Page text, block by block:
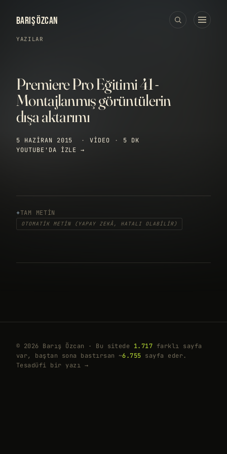
BARIŞ ÖZCAN
YAZILAR
Premiere Pro Eğitimi 41 -
Montajlanmış görüntülerin
dışa aktarımı
5 HAZIRAN 2015 · VIDEO ·
5 DK
YOUTUBE'DA IZLE →
TAM METIN
OTOMATIK METIN (YAPAY ZEKÂ, HATALI OLABILIR)
© 2026 Barış Özcan · Bu sitede 1.717 farklı sayfa
var, baştan sona bastırsan ~6.755 sayfa eder.
Tesadüfi bir yazı →